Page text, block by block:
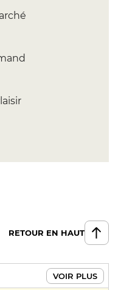
RETOUR EN HAUT
VOIR PLUS